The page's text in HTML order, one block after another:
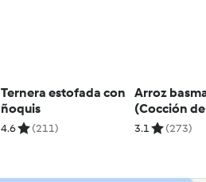
Ternera estofada con
ñoquis
4.6 (211)
Arroz
(Cocción
3.1 (273)